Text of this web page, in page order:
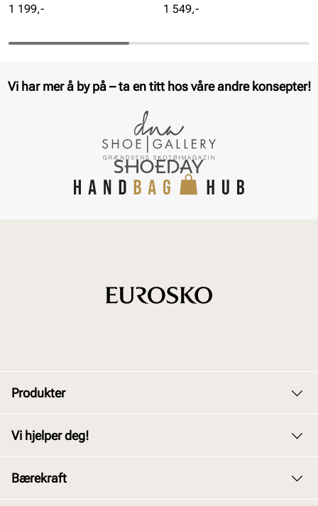
Pris
1 199,- Pris
1 549,-
Vi har mer å by på – ta en titt hos våre andre konsepter!
Produkter
Barn
Vi hjelper deg!
Bærekraft